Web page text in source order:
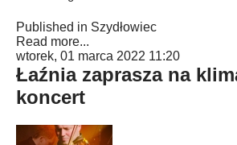
Published in Szydłowiec
Read more...
wtorek, 01 marca 2022 11:20
Łaźnia zaprasza na
koncert